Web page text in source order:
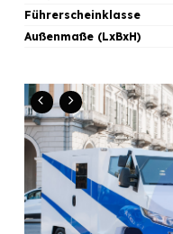
Führerscheinklasse
Außenmaße (LxBxH)